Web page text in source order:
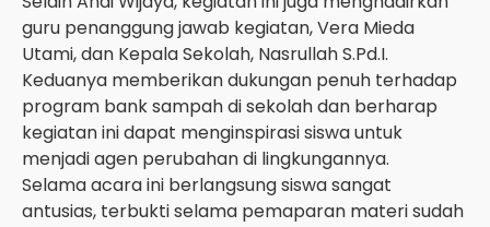
guru penanggung jawab kegiatan, Vera Mieda
Utami, dan Kepala Sekolah, Nasrullah S.Pd.I.
Keduanya memberikan dukungan penuh terhadap
program bank sampah di sekolah dan berharap
kegiatan ini dapat menginspirasi siswa untuk
menjadi agen perubahan di lingkungannya.
Selama acara ini berlangsung siswa sangat
antusias, terbukti selama pemaparan materi sudah